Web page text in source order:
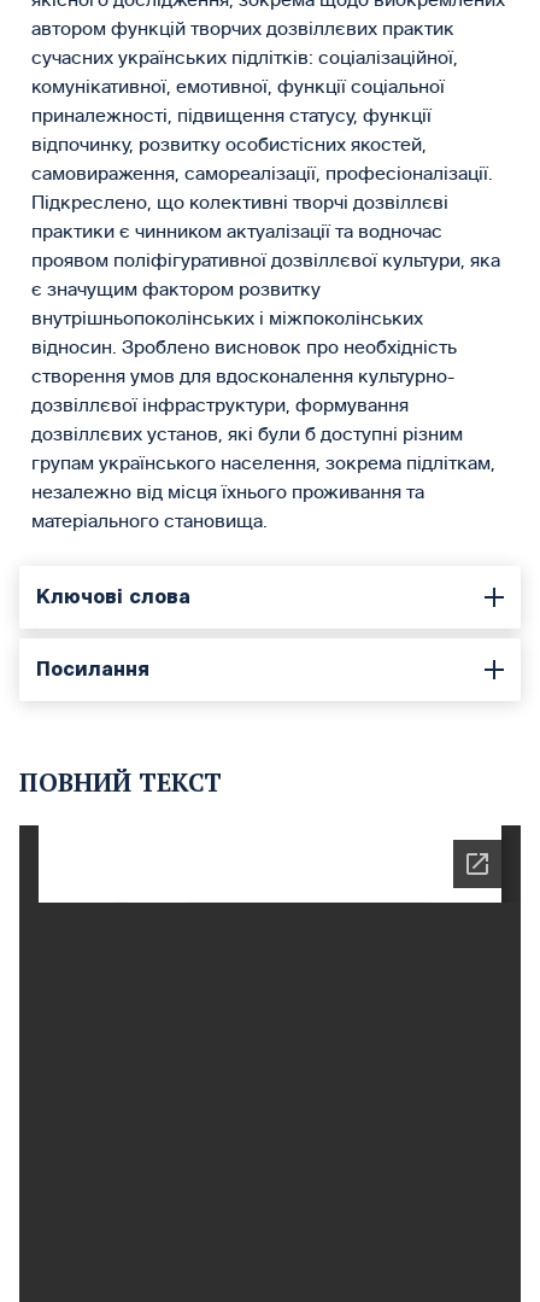
автором функцій творчих дозвіллєвих практик
сучасних українських підлітків: соціалізаційної,
комунікативної, емотивної, функції соціальної
приналежності, підвищення статусу, функції
відпочинку, розвитку особистісних якостей,
самовираження, самореалізації, професіоналізації.
Підкреслено, що колективні творчі дозвіллєві
практики є чинником актуалізації та водночас
проявом поліфігуративної дозвіллєвої культури, яка
є значущим фактором розвитку
внутрішньопоколінських і міжпоколінських
відносин. Зроблено висновок про необхідність
створення умов для вдосконалення культурно-
дозвіллєвої інфраструктури, формування
дозвіллєвих установ, які були б доступні різним
групам українського населення, зокрема підліткам,
незалежно від місця їхнього проживання та
матеріального становища.
Ключові слова
Посилання
ПОВНИЙ ТЕКСТ